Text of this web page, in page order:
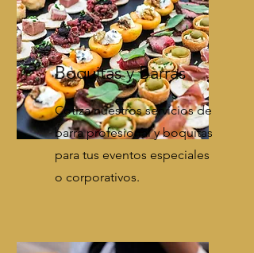
Boquitas y Barras
Cotiza nuestros servicios de
barra profesional y boquitas
para tus eventos especiales
o corporativos.